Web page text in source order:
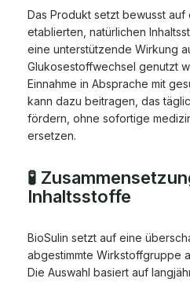
Das Produkt setzt bewusst auf
etablierten, natürlichen
eine unterstützende Wirkung
Glukosestoffwechsel genutzt
Einnahme in Absprache mit
kann dazu beitragen, das
fördern, ohne sofortige
ersetzen.
🧪
Inhaltsstoffe
BioSulin setzt auf eine
abgestimmte Wirkstoffgruppe
Die Auswahl basiert auf